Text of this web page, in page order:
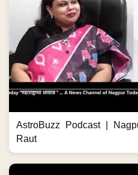
AstroBuzz Podcast |
Raut